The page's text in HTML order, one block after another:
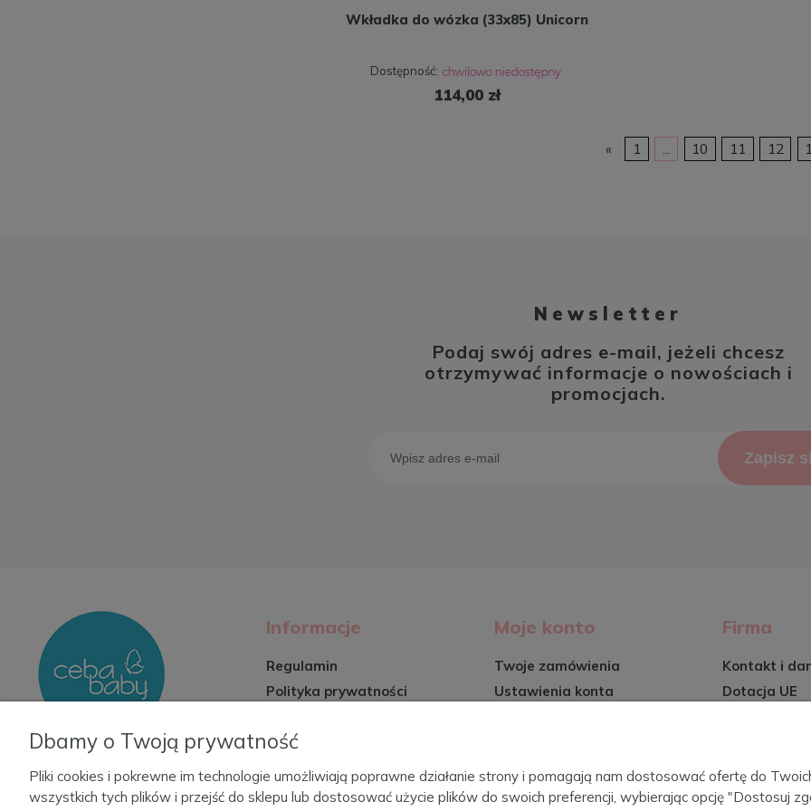
Wkładka do wózka (33x85) Unicorn
Dostępność:
114,00 zł
« 1 ... 10 11 12
Newsletter
Podaj swój adres e-mail, jeżeli chcesz
otrzymywać informacje o nowościach i
promocjach.
Zapisz
Informacje
Regulamin
Polityka prywatności
Formy płatności
Czas i koszty dostawy
Moje konto
Twoje zamówienia
Ustawienia konta
Firma
Kontakt i
Dotacja UE
Blog
Dbamy o Twoją prywatność
Pliki cookies i pokrewne im technologie umożliwiają poprawne działanie strony i pomagają nam dostosować ofertę do
wszystkich tych plików i przejść do sklepu lub dostosować użycie plików do swoich preferencji, wybierając opcję "Dostosuj